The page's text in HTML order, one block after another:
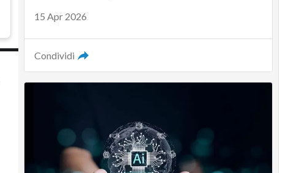
15 Apr 2026
Condividi